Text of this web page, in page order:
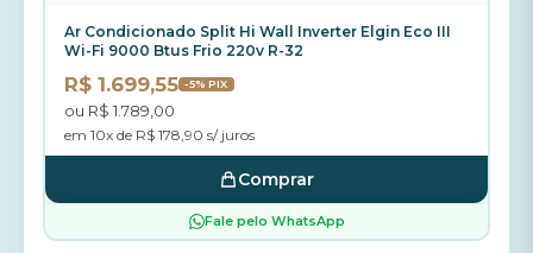
Ar Condicionado Split Hi Wall Inverter Elgin Eco III
Wi-Fi 9000 Btus Frio 220v R-32
R$ 1.699,55 -5% PIX
ou R$ 1.789,00
em 10x de R$ 178,90 s/ juros
Comprar
Fale pelo WhatsApp